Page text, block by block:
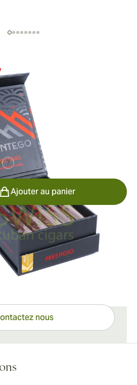
Robusto
pouces
€-20%
?
Ajouter au panier
15 à 45 jours.
?
nous